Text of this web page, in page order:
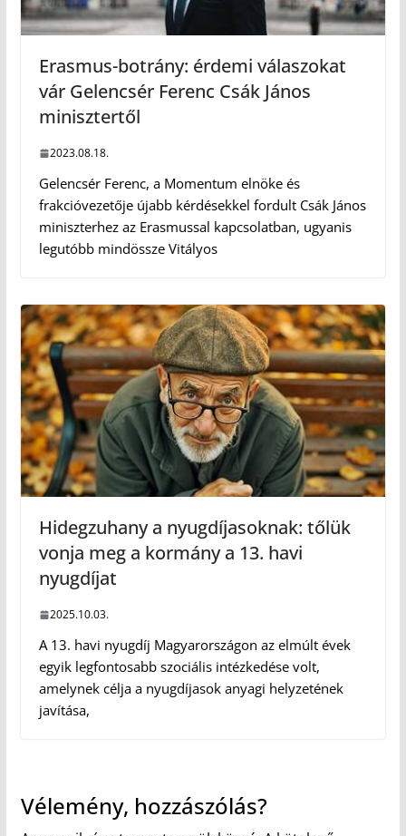
Erasmus-botrány: érdemi válaszokat
vár Gelencsér Ferenc Csák János
minisztertől
2023.08.18.
Gelencsér Ferenc, a Momentum elnöke és
frakcióvezetője újabb kérdésekkel fordult Csák János
miniszterhez az Erasmussal kapcsolatban, ugyanis
legutóbb mindössze Vitályos
Hidegzuhany a nyugdíjasoknak: tőlük
vonja meg a kormány a 13. havi
nyugdíjat
2025.10.03.
A 13. havi nyugdíj Magyarországon az elmúlt évek
egyik legfontosabb szociális intézkedése volt,
amelynek célja a nyugdíjasok anyagi helyzetének
javítása,
Vélemény, hozzászólás?